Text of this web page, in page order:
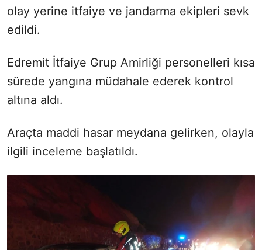
olay yerine itfaiye ve jandarma ekipleri sevk
edildi.
Edremit İtfaiye Grup Amirliği personelleri kısa
sürede yangına müdahale ederek kontrol
altına aldı.
Araçta maddi hasar meydana gelirken, olayla
ilgili inceleme başlatıldı.